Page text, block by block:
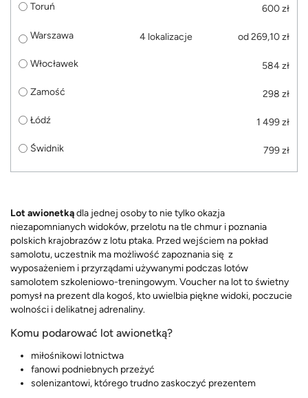
Toruń 600 zł
Warszawa 4 lokalizacje od 269,10 zł
Włocławek 584 zł
Zamość 298 zł
Łódź 1 499 zł
Świdnik 799 zł
Lot awionetkądla jednej osoby to nie tylko okazja
niezapomnianych widoków, przelotu na tle chmur i poznania
polskich krajobrazów z lotu ptaka. Przed wejściem na pokład
samolotu, uczestnik ma możliwość zapoznania się z
wyposażeniem i przyrządami używanymi podczas lotów
samolotem szkoleniowo-treningowym. Voucher na lot to świetny
pomysł na prezent dla kogoś, kto uwielbia piękne widoki, poczucie
wolności i delikatnej adrenaliny.
Komu podarować lot awionetką?
miłośnikowi lotnictwa
fanowi podniebnych przeżyć
solenizantowi, którego trudno zaskoczyć prezentem